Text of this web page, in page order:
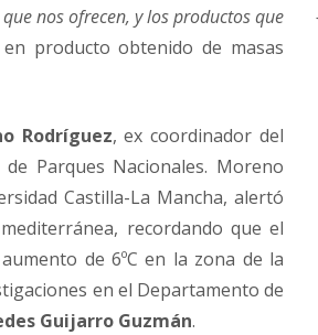
nos ofrecen, y los productos que
producto obtenido de masas
Rodríguez, ex coordinador del
Parques Nacionales. Moreno
Castilla-La Mancha, alertó
recordando que el
de 6ºC en la zona de la
en el Departamento de
Guijarro Guzmán.